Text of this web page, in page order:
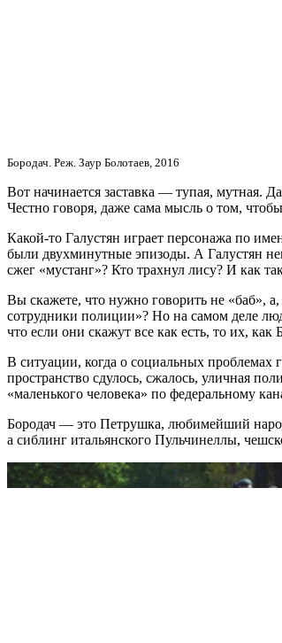
Бородач. Реж. Заур Болотаев, 2016
Вот начинается заставка — тупая, мутная.
Честно говоря, даже сама мысль о том,
Какой-то Галустян играет персонажа по
были двухминутные эпизоды. А Галустян
сжег «мустанг»? Кто трахнул лису? И как
Вы скажете, что нужно говорить не «баб»,
сотрудники полиции»? Но на самом деле
что если они скажут все как есть, то их,
В ситуации, когда о социальных проблемах
пространство сдулось, сжалось, уличная
«маленького человека» по федеральному
Бородач — это Петрушка, любимейший
а сиблинг итальянского Пульчинеллы,